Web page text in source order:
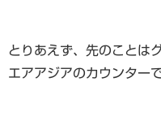
とりあえず、先のことは
エアアジアのカウンター